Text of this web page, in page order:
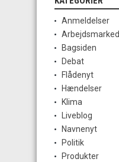
Anmeldelser
Arbejdsmarked
Bagsiden
Debat
Flådenyt
Hændelser
Klima
Liveblog
Navnenyt
Politik
Produkter